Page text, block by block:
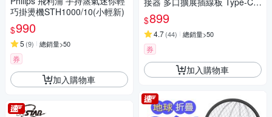
巧掛燙機STH1000/10(小輕新)
$990
5 (9) 總銷量>50
券
加入購物車
線器 PD快充充電器 USB電源
延長線 110V
$899
4.7(44) 總銷量>50
券
加入購物車